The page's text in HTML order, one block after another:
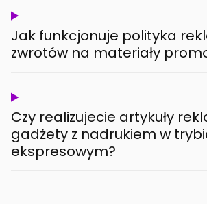
Jak funkcjonuje polityka
zwrotów na materiały
Czy realizujecie artykuły
gadżety z nadrukiem w
ekspresowym?